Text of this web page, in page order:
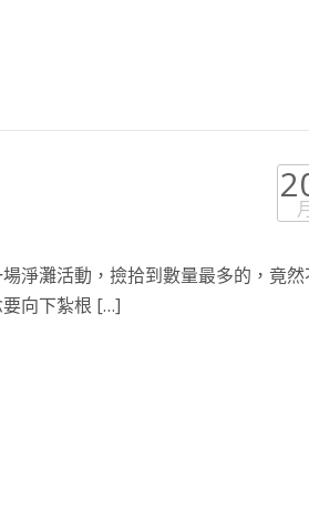
淨灘活動，撿拾到數量最多的，竟然
向下紮根 […]